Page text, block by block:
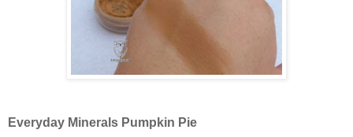
Everyday Minerals Pumpkin Pie